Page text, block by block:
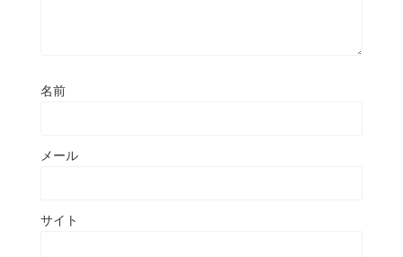
名前
メール
サイト